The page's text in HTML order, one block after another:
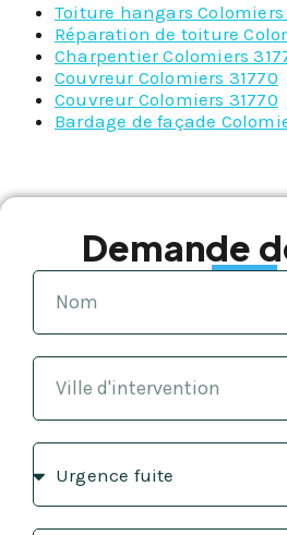
Toiture hangars Colomiers
Réparation de toiture
Charpentier Colomiers
Couvreur Colomiers 31770
Couvreur Colomiers 31770
Bardage de façade
Demande